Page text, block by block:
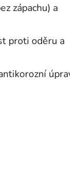
zápachu) a
proti oděru a